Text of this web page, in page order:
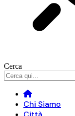
Cerca
Chi Siamo